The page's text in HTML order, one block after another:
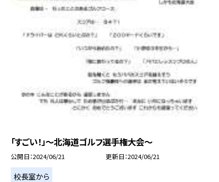
「すごい！」〜北海道ゴルフ選手権大会〜
公開日 2024/06/21 更新日 2024/06/21
校長室から